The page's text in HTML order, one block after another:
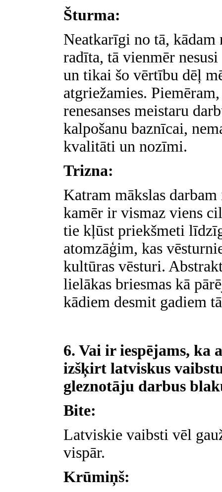
Šturma:
Neatkarīgi no tā, kādam
radīta, tā vienmēr
un tikai šo vērtību dēļ
atgriežamies.
renesanses meistaru
kalpošanu baznīcai,
kvalitāti un nozīmi.
Trizna:
Katram mākslas
kamēr ir vismaz viens
tie kļūst priekšmeti
atomzāģim, kas
kultūras vēsturi.
lielākas briesmas kā
kādiem desmit gadiem
6. Vai ir iespējams, ka
izšķirt latviskus
gleznotāju darbus
Bite:
Latviskie vaibsti vēl
vispār.
Krūmiņš: